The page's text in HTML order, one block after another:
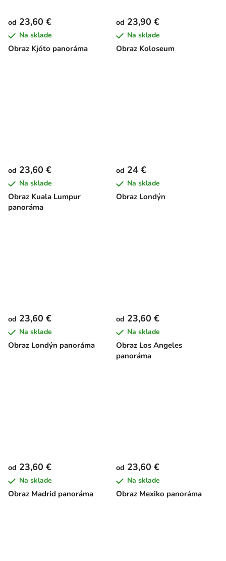
Obraz Kjóto panoráma
od 23,60 €
Na sklade
Obraz Koloseum
od 23,90 €
Na sklade
Obraz Kuala Lumpur
panoráma
od 23,60 €
Na sklade
Obraz Londýn
od 24 €
Na sklade
Obraz Londýn panoráma
od 23,60 €
Na sklade
Obraz Los Angeles
panoráma
od 23,60 €
Na sklade
Obraz Madrid panoráma
od 23,60 €
Na sklade
Obraz Mexiko panoráma
od 23,60 €
Na sklade